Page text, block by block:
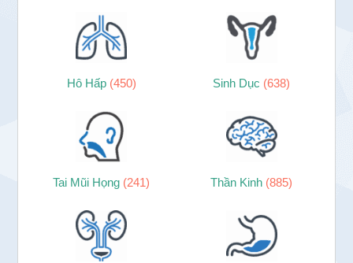
Hô Hấp (450) Sinh Dục (638)
Tai Mũi Họng (241) Thần Kinh (885)